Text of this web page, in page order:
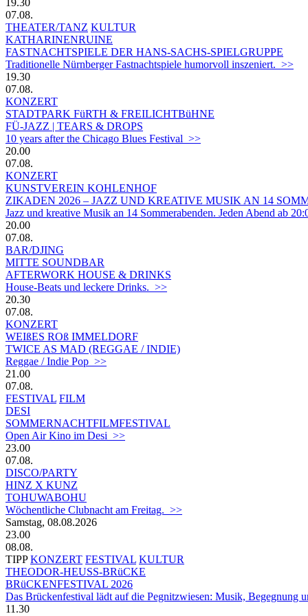
07.08.
THEATER/TANZ KULTUR
KATHARINENRUINE
FASTNACHTSPIELE DER HANS-SACHS-SPIELGRUPPE
Traditionelle Nürnberger Fastnachtspiele humorvoll inszeniert. >>
19.30
07.08.
KONZERT
STADTPARK FüRTH & FREILICHTBüHNE
FÜ-JAZZ | TEARS & DROPS
10 years after the Chicago Blues Festival >>
20.00
07.08.
KONZERT
KUNSTVEREIN KOHLENHOF
ZIKADEN 2026 – JAZZ UND KREATIVE MUSIK AN 14
Jazz und kreative Musik an 14 Sommerabenden. Jeden Abend ab
20.00
07.08.
BAR/DJING
MITTE SOUNDBAR
AFTERWORK HOUSE & DRINKS
House-Beats und leckere Drinks. >>
20.30
07.08.
KONZERT
WEIßES ROß IMMELDORF
TWICE AS MAD (REGGAE / INDIE)
Reggae / Indie Pop >>
21.00
07.08.
FESTIVAL FILM
DESI
SOMMERNACHTFILMFESTIVAL
Open Air Kino im Desi >>
23.00
07.08.
DISCO/PARTY
HINZ X KUNZ
TOHUWABOHU
Wöchentliche Clubnacht am Freitag. >>
Samstag, 08.08.2026
23.00
08.08.
TIPP KONZERT FESTIVAL KULTUR
THEODOR-HEUSS-BRüCKE
BRüCKENFESTIVAL 2026
Das Brückenfestival lädt auf die Pegnitzwiesen: Musik, Begegnung
11.30